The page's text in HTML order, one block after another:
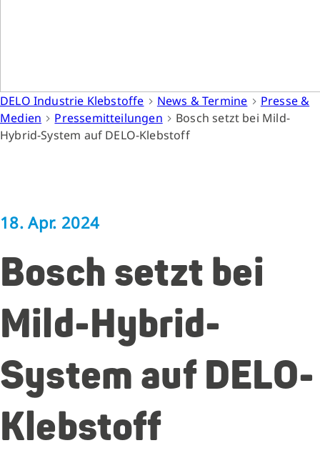
DELO Industrie Klebstoffe News & Termine
Presse &
Medien
Pressemitteilungen
Bosch setzt bei Mild-
Hybrid-System auf DELO-Klebstoff
18. Apr. 2024
Bosch setzt bei
Mild-Hybrid-
System auf DELO-
Klebstoff